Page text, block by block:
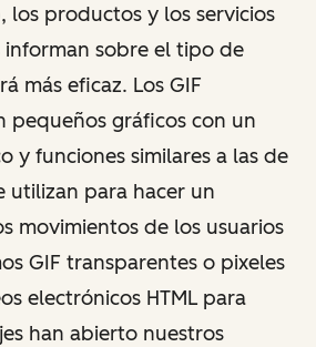
los productos y los servicios
informan sobre el tipo de
más eficaz. Los GIF
pequeños gráficos con un
y funciones similares a las de
utilizan para hacer un
movimientos de los usuarios
GIF transparentes o pixeles
electrónicos HTML para
han abierto nuestros